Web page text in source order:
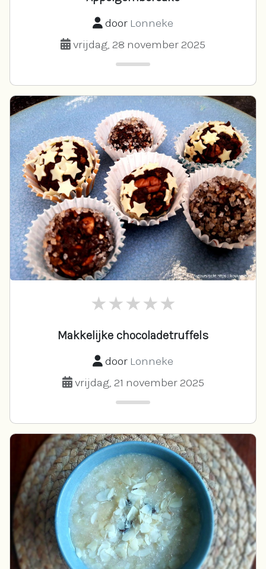
door Lonneke
vrijdag, 28 november 2025
Makkelijke chocoladetruffels
door Lonneke
vrijdag, 21 november 2025